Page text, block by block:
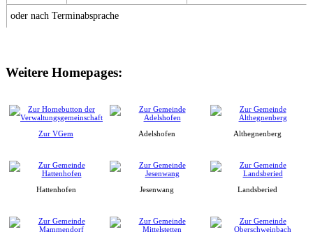
oder nach Terminabsprache
Weitere Homepages:
Zur VGem Adelshofen Althegnenberg
Hattenhofen Jesenwang Landsberied